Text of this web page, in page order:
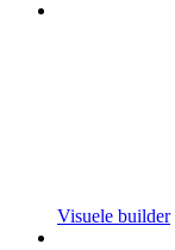
Visuele builder